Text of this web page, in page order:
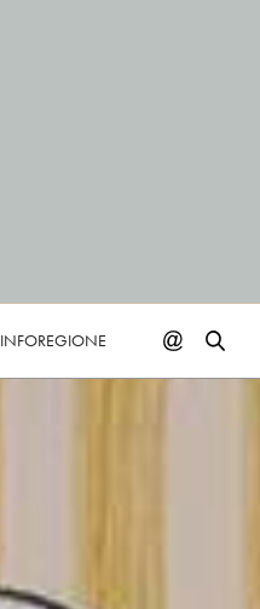
INFOREGIONE